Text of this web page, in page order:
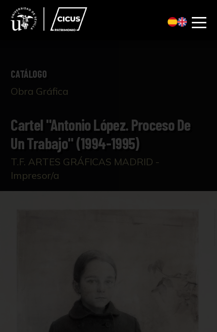
CATÁLOGO
Obra Gráfica
Cartel "Antonio López. Proceso De
Un Trabajo" (1994-1995)
T.F. ARTES GRÁFICAS MADRID -
Impresor/a